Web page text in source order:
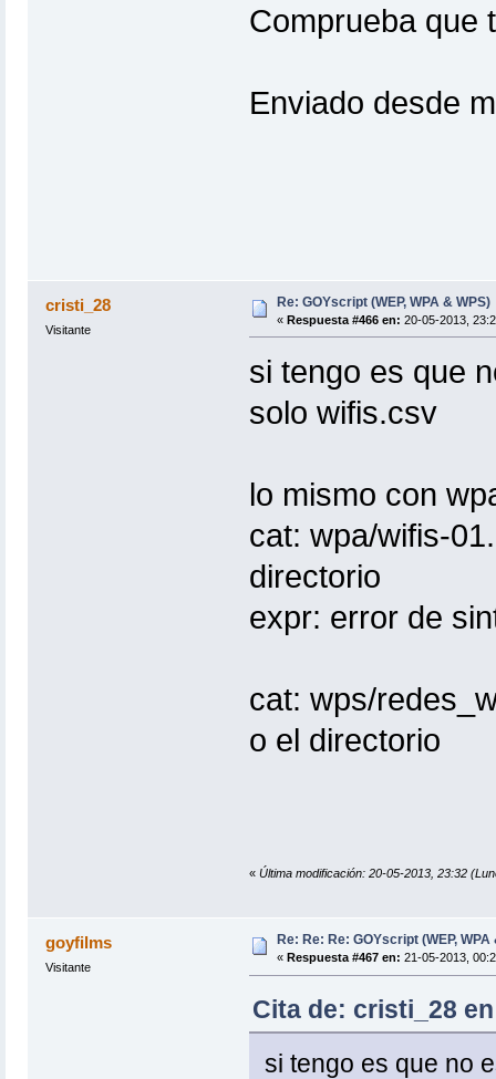
Comprueba que
Enviado desde
cristi_28
Visitante
Re: GOYscript (WEP, WPA & WPS)
« Respuesta #466 en: 20-05-2013,
si tengo es que
solo wifis.csv
lo mismo con
cat: wpa/wifis-
directorio
expr: error de
cat: wps/
o el directorio
« Última modificación: 20-05-2013, 23:32
goyfilms
Visitante
Re: Re: Re: GOYscript (WEP, WPA
« Respuesta #467 en: 21-05-2013,
Cita de: cristi_28
si tengo es que no